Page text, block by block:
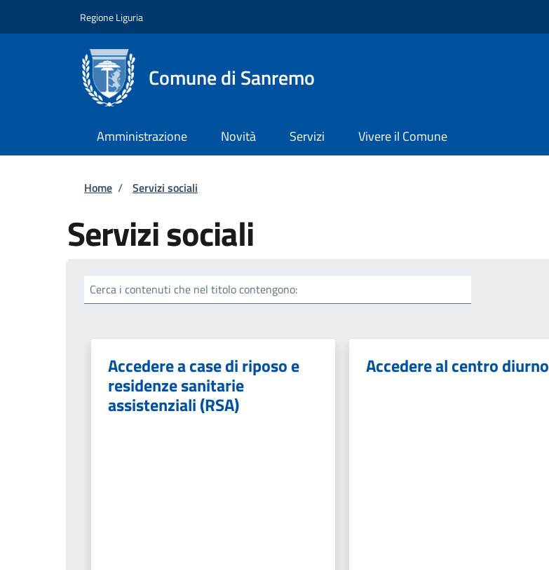
Regione Liguria
Comune di Sanremo
Amministrazione Novità Servizi Vivere il Comune
Briciole di pane
Home / Servizi sociali
Servizi sociali
Cerca i contenuti che nel titolo contengono:
Accedere a case di riposo e
residenze sanitarie
assistenziali (RSA)
Accedere al centro diurno